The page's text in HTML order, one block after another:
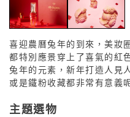
喜迎農曆兔年的到來，美妝
都特別應景穿上了喜氣的紅
兔年的元素，新年打造人見
或是鐵粉收藏都非常有意義
主題選物